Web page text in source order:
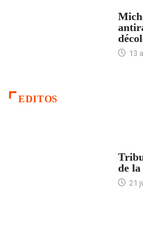
13
EDITOS
de
21